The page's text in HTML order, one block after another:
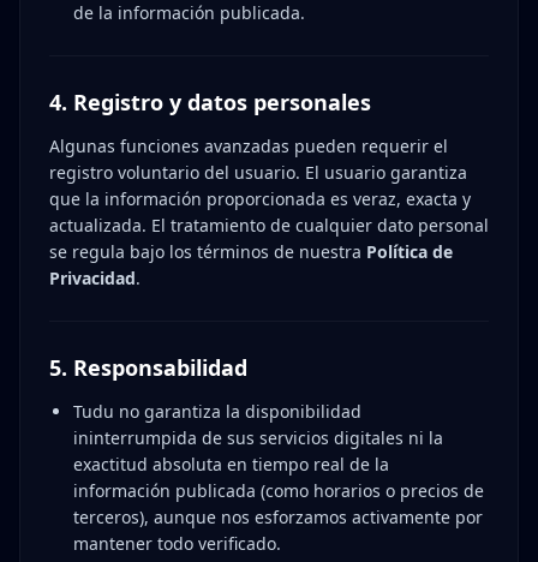
de la información publicada.
4. Registro y datos personales
Algunas funciones avanzadas pueden requerir el
registro voluntario del usuario. El usuario garantiza
que la información proporcionada es veraz, exacta y
actualizada. El tratamiento de cualquier dato personal
se regula bajo los términos de nuestra Política de
Privacidad.
5. Responsabilidad
Tudu no garantiza la disponibilidad
ininterrumpida de sus servicios digitales ni la
exactitud absoluta en tiempo real de la
información publicada (como horarios o precios de
terceros), aunque nos esforzamos activamente por
mantener todo verificado.